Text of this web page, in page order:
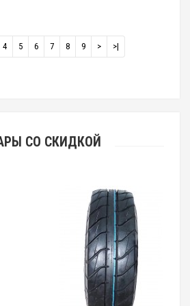
4 5 6 7 8 9 > >|
СО СКИДКОЙ